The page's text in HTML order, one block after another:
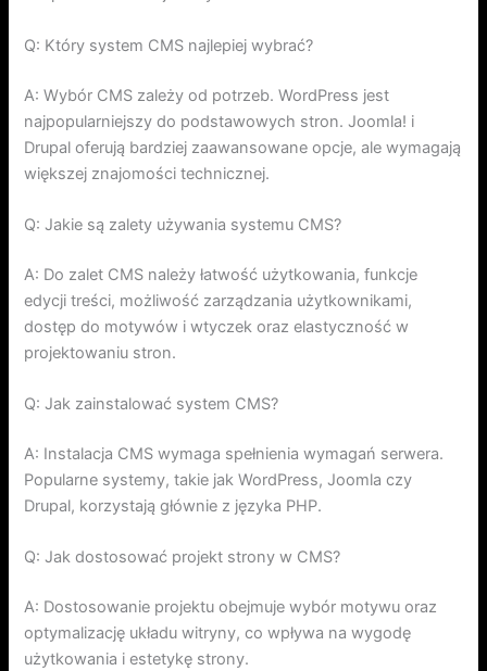
Q: Który system CMS najlepiej wybrać?
A: Wybór CMS zależy od potrzeb. WordPress jest
najpopularniejszy do podstawowych stron. Joomla! i
Drupal oferują bardziej zaawansowane opcje, ale wymagają
większej znajomości technicznej.
Q: Jakie są zalety używania systemu CMS?
A: Do zalet CMS należy łatwość użytkowania, funkcje
edycji treści, możliwość zarządzania użytkownikami,
dostęp do motywów i wtyczek oraz elastyczność w
projektowaniu stron.
Q: Jak zainstalować system CMS?
A: Instalacja CMS wymaga spełnienia wymagań serwera.
Popularne systemy, takie jak WordPress, Joomla czy
Drupal, korzystają głównie z języka PHP.
Q: Jak dostosować projekt strony w CMS?
A: Dostosowanie projektu obejmuje wybór motywu oraz
optymalizację układu witryny, co wpływa na wygodę
użytkowania i estetykę strony.